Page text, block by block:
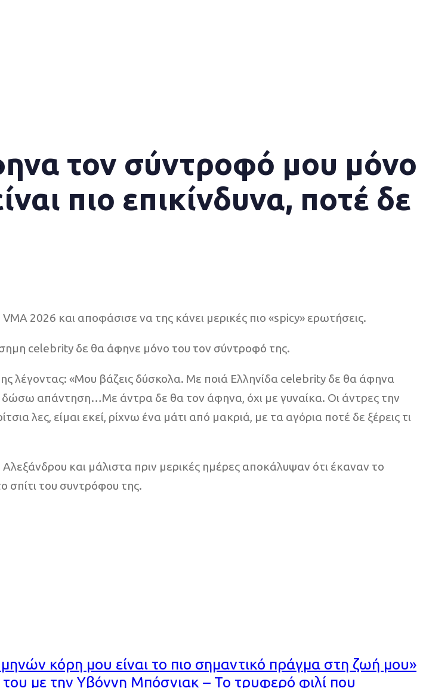
τον σύντροφό μου μόνο
πιο επικίνδυνα, ποτέ δε
2026 και αποφάσισε να της κάνει μερικές πιο «spicy» ερωτήσεις.
celebrity δε θα άφηνε μόνο του τον σύντροφό της.
λέγοντας: «Μου βάζεις δύσκολα. Με ποιά Ελληνίδα celebrity δε θα άφηνα
απάντηση…Με άντρα δε θα τον άφηνα, όχι με γυναίκα. Οι άντρες την
λες, είμαι εκεί, ρίχνω ένα μάτι από μακριά, με τα αγόρια ποτέ δε ξέρεις τι
και μάλιστα πριν μερικές ημέρες αποκάλυψαν ότι έκαναν το
σπίτι του συντρόφου της.
κόρη μου είναι το πιο σημαντικό πράγμα στη ζωή μου»
με την Υβόννη Μπόσνιακ – Το τρυφερό φιλί που